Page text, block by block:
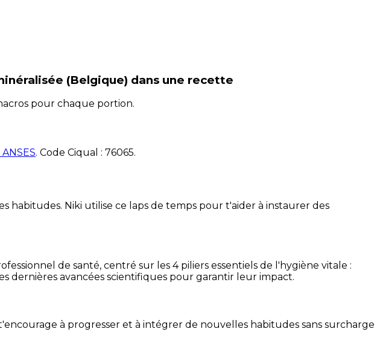
(Belgique) dans une recette
pour chaque portion.
. Code Ciqual : 76065.
habitudes. Niki utilise ce laps de temps pour t'aider à instaurer des
de santé, centré sur les 4 piliers essentiels de l'hygiène vitale :
dernières avancées scientifiques pour garantir leur impact.
à progresser et à intégrer de nouvelles habitudes sans surcharge